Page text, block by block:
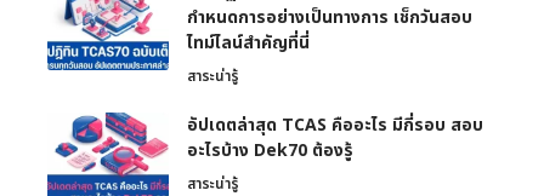
กำหนดการอย่างเป็นทางการ เช็กวันสอบ
ไทม์ไลน์สำคัญที่นี่
สาระน่ารู้
อัปเดตล่าสุด TCAS คืออะไร มีกี่รอบ สอบ
อะไรบ้าง Dek70 ต้องรู้
สาระน่ารู้